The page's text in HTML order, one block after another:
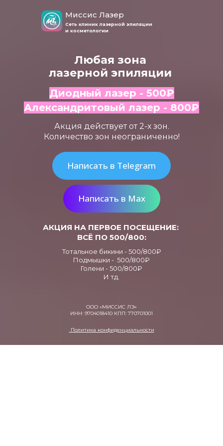
Любая зона
лазерной эпиляции
Диодный лазер - 500₽
Александритовый лазер - 800₽
Акция действует от 2-х зон.
Количество зон неограниченно!
Написать в Telegram
Написать в Max
АКЦИЯ НА ПЕРВОЕ ПОСЕЩЕНИЕ:
ВСЁ ПО 500/800:
Тотальное бикини - 500/800₽
Подмышки - 500/800₽
Голени - 500/800₽
И тд.
ООО «МИССИС ЛЭ»
ИНН: 9704018410 КПП: 770701001
Политика конфиденциальности
Сеть клиник лазерной эпиляции
и косметологии
Миссис Лазер